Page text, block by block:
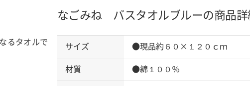
るタオルで
なごみね バスタオルブルーの商品詳
サイズ ●現品約６０×１２０ｃｍ
材質 ●綿１００％